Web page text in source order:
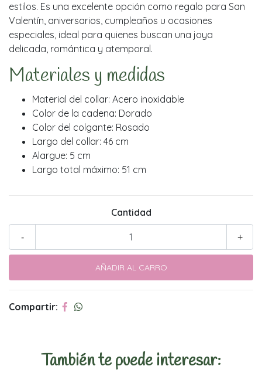
estilos. Es una excelente opción como regalo para San
Valentín, aniversarios, cumpleaños u ocasiones
especiales, ideal para quienes buscan una joya
delicada, romántica y atemporal.
Materiales y medidas
Material del collar: Acero inoxidable
Color de la cadena: Dorado
Color del colgante: Rosado
Largo del collar: 46 cm
Alargue: 5 cm
Largo total máximo: 51 cm
Cantidad
+
-
Compartir:
También te puede interesar: